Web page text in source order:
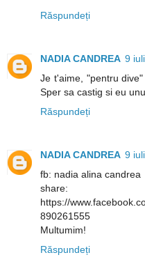
Răspundeți
NADIA CANDREA 9
Je t'aime, "pentru
Sper sa castig si eu
Răspundeți
NADIA CANDREA 9
fb: nadia alina candrea
share:
https://
890261555
Multumim!
Răspundeți